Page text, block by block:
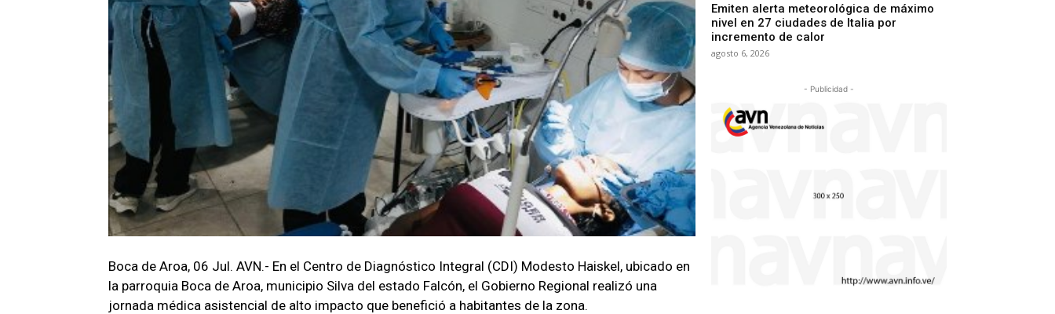
Boca de Aroa, 06 Jul. AVN.- En el Centro de Diagnóstico Integral (CDI) Modesto Haiskel, ubicado en
la parroquia Boca de Aroa, municipio Silva del estado Falcón, el Gobierno Regional realizó una
jornada médica asistencial de alto impacto que benefició a habitantes de la zona.
Emiten alerta meteorológica de máximo
nivel en 27 ciudades de Italia por
incremento de calor
agosto 6, 2026
- Publicidad -